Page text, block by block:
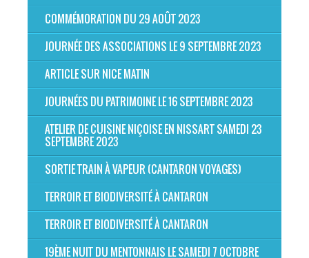
COMMÉMORATION DU 29 AOÛT 2023
JOURNÉE DES ASSOCIATIONS LE 9 SEPTEMBRE 2023
ARTICLE SUR NICE MATIN
JOURNÉES DU PATRIMOINE LE 16 SEPTEMBRE 2023
ATELIER DE CUISINE NIÇOISE EN NISSART SAMEDI 23
SEPTEMBRE 2023
SORTIE TRAIN À VAPEUR (CANTARON VOYAGES)
TERROIR ET BIODIVERSITÉ À CANTARON
TERROIR ET BIODIVERSITÉ À CANTARON
19ÈME NUIT DU MENTONNAIS LE SAMEDI 7 OCTOBRE